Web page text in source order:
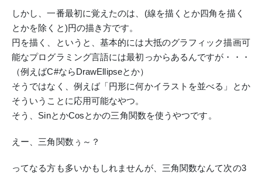
しかし、一番最初に覚えたのは、(線を描くとか四角を描く
とかを除くと)円の描き方です。
円を描く、というと、基本的には大抵のグラフィック描画可
能なプログラミング言語には最初っからあるんですが・・・
（例えばC#ならDrawEllipseとか）
そうではなく、例えば「円形に何かイラストを並べる」とか
そういうことに応用可能なやつ。
そう、SinとかCosとかの三角関数を使うやつです。
えー、三角関数ぅ～？
ってなる方も多いかもしれませんが、三角関数なんて次の3